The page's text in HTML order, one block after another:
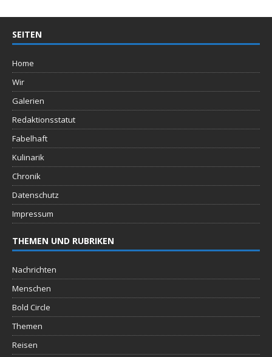
SEITEN
Home
Wir
Galerien
Redaktionsstatut
Fabelhaft
Kulinarik
Chronik
Datenschutz
Impressum
THEMEN UND RUBRIKEN
Nachrichten
Menschen
Bold Circle
Themen
Reisen